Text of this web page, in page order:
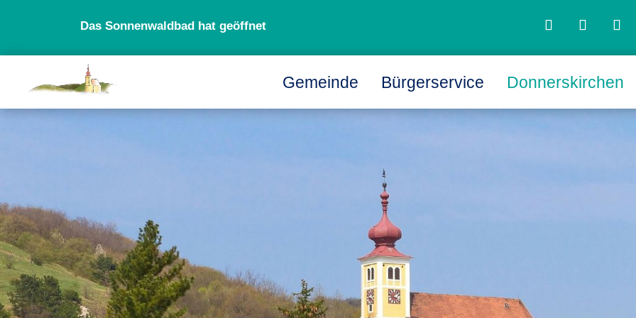
Das Sonnenwaldbad hat geöffnet
Gemeinde Bürgerservice Donnerskirchen